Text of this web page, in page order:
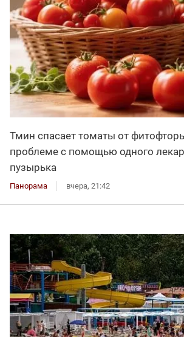
Тмин спасает томаты от
проблеме с помощью одного
пузырька
Панорама вчера, 21:42